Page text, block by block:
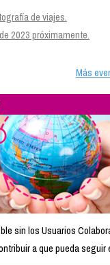
de viajes.
2023 próximamente.
Más
sin los Usuarios
a que pueda seguir